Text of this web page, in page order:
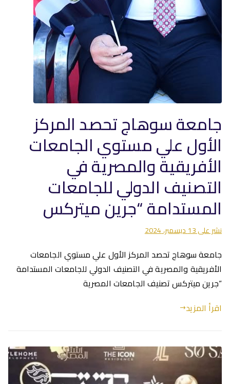
جامعة سوهاج تحصد المركز
الأول علي مستوي الجامعات
الأفريقية والمصرية في
التصنيف الدولي للجامعات
المستدامة “جرين ميتركس
نشر على13 ديسمبر، 2024
جامعة سوهاج تحصد المركز الأول علي مستوي الجامعات
الأفريقية والمصرية في التصنيف الدولي للجامعات المستدامة
“جرين ميتركس تصنيف الجامعات المصرية
اقرأ المزيد